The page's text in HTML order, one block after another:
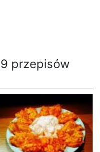
przepisów